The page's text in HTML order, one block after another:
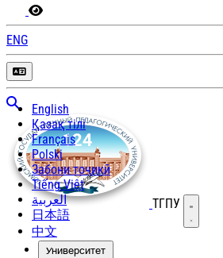
ENG
English
Қазақ тілі
Français
Polski
Забони тоҷикӣ
Tiếng Việt
العربية
日本語
中文
ТГПУ
Университет